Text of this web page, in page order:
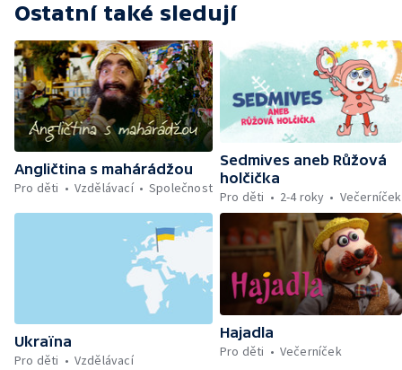
Ostatní také sledují
Angličtina s mahárádžou
Pro děti
Vzdělávací Společnost
Sedmives aneb Růžová
holčička
Pro děti
2-4 roky Večerníček
Ukraïna
Pro děti
Vzdělávací
Hajadla
Pro děti
Večerníček